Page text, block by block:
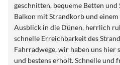
geschnitten, bequeme Betten und
Balkon mit Strandkorb und
Ausblick in die Dünen, herrlich
schnelle Erreichbarkeit des
Fahrradwege, wir haben uns hier
und bestens erholt. Schnelle und